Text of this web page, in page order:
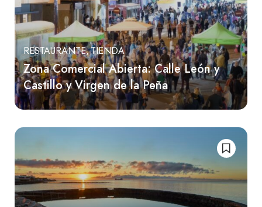
RESTAURANTE TIENDA
Zona Comercial Abierta: Calle León y
Castillo y Virgen de la Peña